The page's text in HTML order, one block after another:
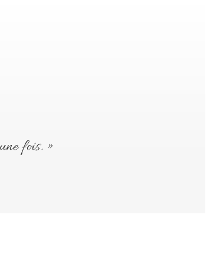
fois. »